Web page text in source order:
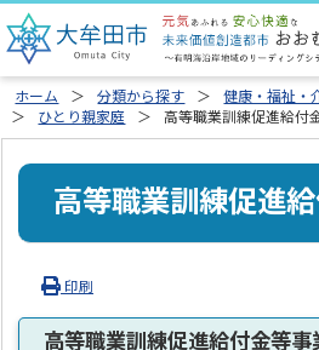
ホーム 分類から探す 健康・福祉・
ひとり親家庭
高等職業訓練促進給付
高等職業訓練促進
印刷
高等職業訓練促進給付金等事